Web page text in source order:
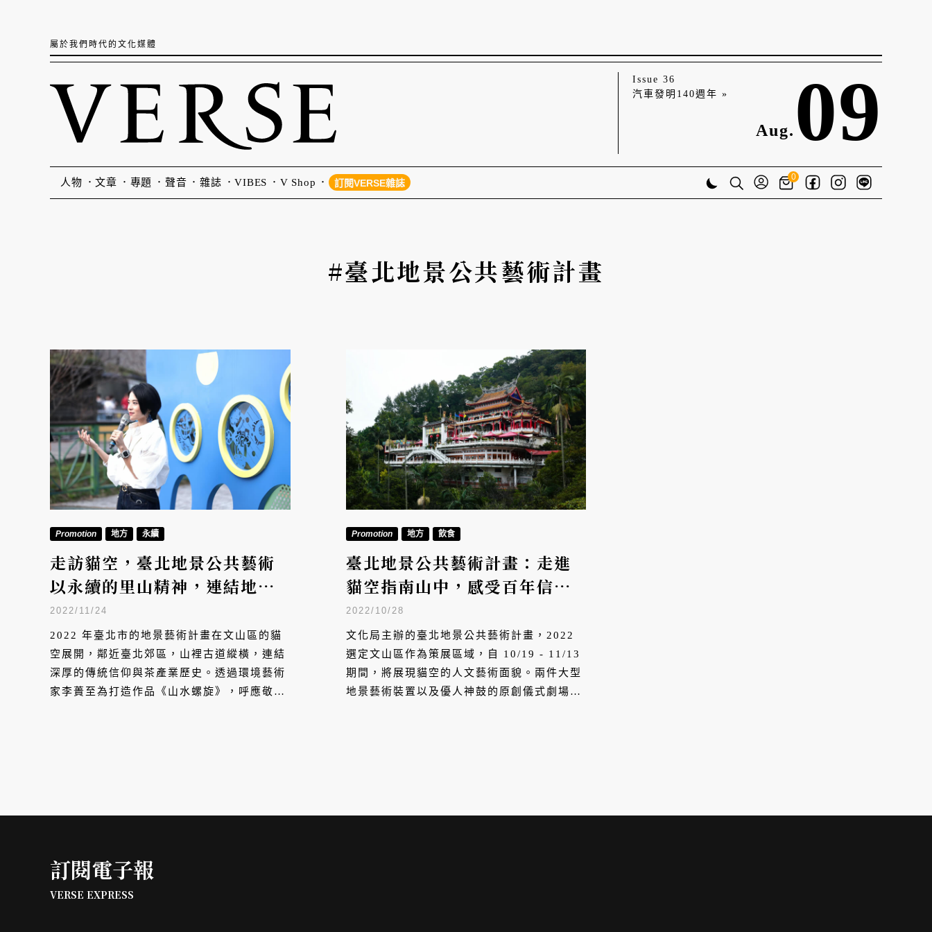
屬於我們時代的文化媒體
Issue 36
汽車發明140週年 »
Aug. 09
人物 文章 專題 聲音 雜誌 VIBES V Shop 訂閱VERSE雜誌
0
#臺北地景公共藝術計畫
Promotion 地方 永續
走訪貓空，臺北地景公共藝術
以永續的里山精神，連結地方
產業與藝術的美好
2022/11/24
2022 年臺北市的地景藝術計畫在文山區的貓
空展開，鄰近臺北郊區，山裡古道縱橫，連結
深厚的傳統信仰與茶產業歷史。透過環境藝術
家李蕢至為打造作品《山水螺旋》，呼應敬重
Promotion 地方 飲食
臺北地景公共藝術計畫：走進
貓空指南山中，感受百年信仰
與不眠的茶香
2022/10/28
文化局主辦的臺北地景公共藝術計畫，2022
選定文山區作為策展區域，自 10/19 - 11/13
期間，將展現貓空的人文藝術面貌。兩件大型
地景藝術裝置以及優人神鼓的原創儀式劇場之
訂閱電子報
VERSE EXPRESS